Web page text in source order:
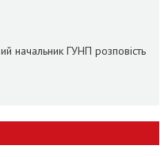
начальник ГУНП розповість